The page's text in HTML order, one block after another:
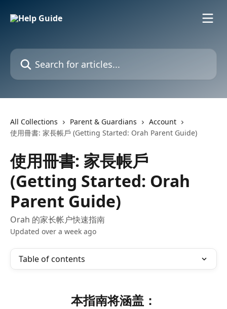
Search for articles...
All Collections Parent & Guardians
Account
使用冊書: 家長帳戶 (Getting Started: Orah Parent Guide)
使用冊書: 家長帳戶
(Getting Started: Orah
Parent Guide)
Orah 的家长帐户快速指南
Updated over a week ago
Table of contents
本指南将涵盖：